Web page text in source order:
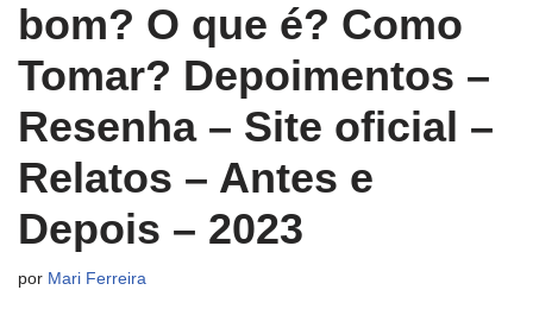
bom? O que é? Como
Tomar? Depoimentos –
Resenha – Site oficial –
Relatos – Antes e
Depois – 2023
por Mari Ferreira